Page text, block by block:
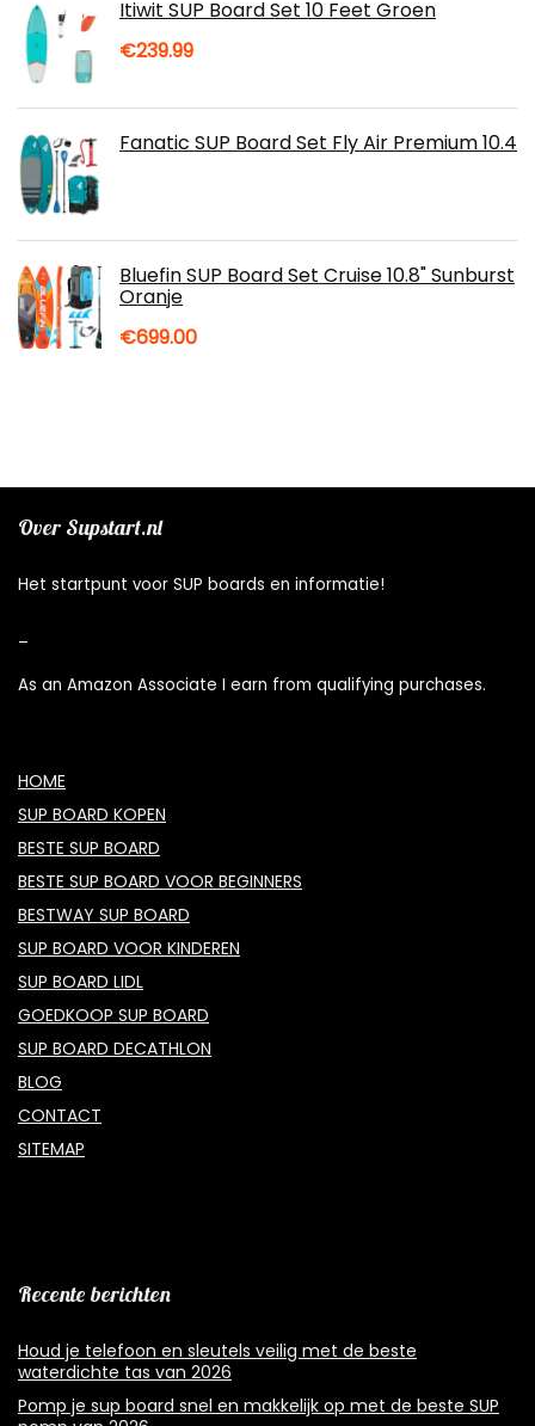
Itiwit SUP Board Set 10 Feet Groen
€239.99
Fanatic SUP Board Set Fly Air Premium 10.4
Bluefin SUP Board Set Cruise 10.8" Sunburst
Oranje
€699.00
Over Supstart.nl
Het startpunt voor SUP boards en informatie!
As an Amazon Associate I earn from qualifying purchases.
HOME
SUP BOARD KOPEN
BESTE SUP BOARD
BESTE SUP BOARD VOOR BEGINNERS
BESTWAY SUP BOARD
SUP BOARD VOOR KINDEREN
SUP BOARD LIDL
GOEDKOOP SUP BOARD
SUP BOARD DECATHLON
BLOG
CONTACT
SITEMAP
Recente berichten
Houd je telefoon en sleutels veilig met de beste
waterdichte tas van 2026
Pomp je sup board snel en makkelijk op met de beste SUP